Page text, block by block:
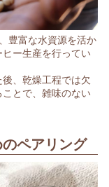
豊富な水資源を活か
ー生産を行ってい
、乾燥工程では欠
とで、雑味のない
ペアリング